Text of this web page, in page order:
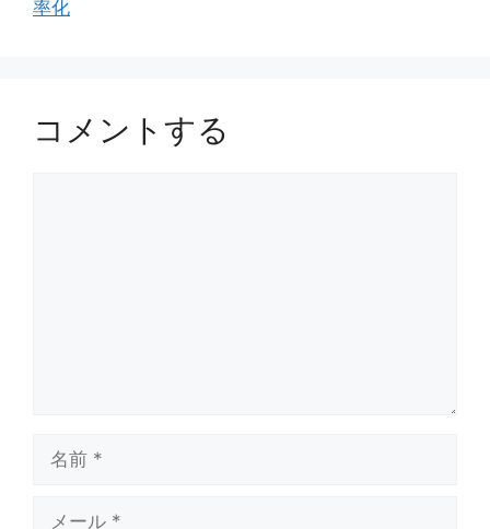
率化
コメントする